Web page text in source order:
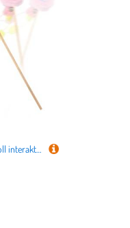
Cat - Spielzeug - 16.54x3,94 Zoll interaktives Lollipop -Teaser mit Glocke für Katzen, Reichheitsspielspielzeug für Training, Langeweile, Haustierspieltime im Schlafzimmer, Wohnzimmer und He